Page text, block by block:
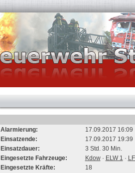
Alarmierung:
17.09.2017 16:09
Einsatzende:
17.09.2017 19:39
Einsatzdauer:
3 Std. 30 Min.
Eingesetzte Fahrzeuge:
Kdow· ELW 1 ·
Eingesetzte Kräfte:
18